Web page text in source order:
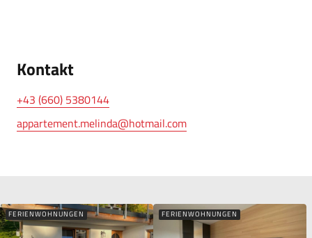
Kontakt
+43 (660) 5380144
appartement.melinda@hotmail.com
FERIENWOHNUNGEN FERIENWOHNUNGEN